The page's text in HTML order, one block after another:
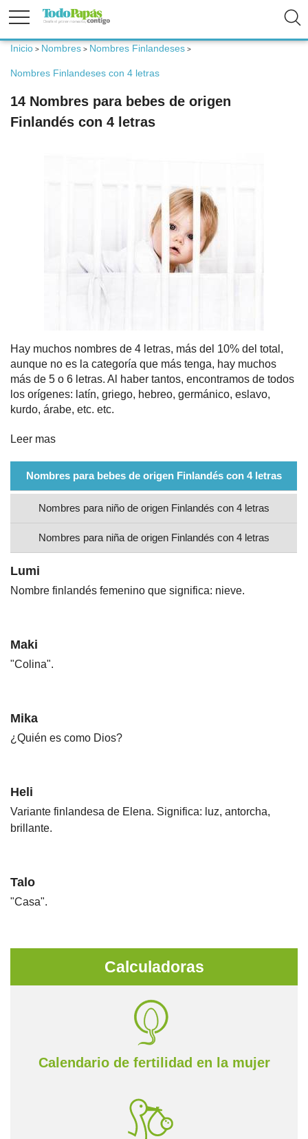
Embarazo
Cuentos
Inicio > Nombres > Nombres Finlandeses >
Nombres Finlandeses con 4 letras
14 Nombres para bebes de origen
Finlandés con 4 letras
Hay muchos nombres de 4 letras, más del 10% del total,
aunque no es la categoría que más tenga, hay muchos
más de 5 o 6 letras. Al haber tantos, encontramos de todos
los orígenes: latín, griego, hebreo, germánico, eslavo,
kurdo, árabe, etc. etc.
Leer mas
Nombres para bebes de origen Finlandés con 4 letras
Nombres para niño de origen Finlandés con 4 letras
Nombres para niña de origen Finlandés con 4 letras
Lumi
Nombre finlandés femenino que significa: nieve.
Maki
"Colina".
Mika
¿Quién es como Dios?
Heli
Variante finlandesa de Elena. Significa: luz, antorcha,
brillante.
Talo
"Casa".
Calculadoras
Calendario de fertilidad en la mujer